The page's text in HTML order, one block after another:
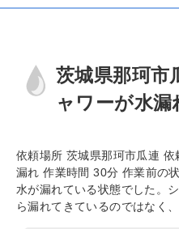
茨城県那珂市
ャワーが水漏
依頼場所 茨城県那珂市瓜連
漏れ 作業時間 30分 作業前の
水が漏れている状態でした。
ら漏れてきているのではなく